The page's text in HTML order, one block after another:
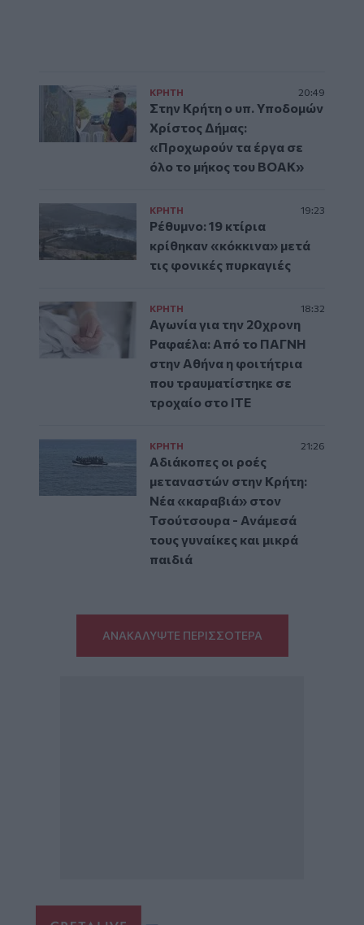
ΚΡΗΤΗ 20:49
Στην Κρήτη ο υπ. Υποδομών
Χρίστος Δήμας:
«Προχωρούν τα έργα σε
όλο το μήκος του ΒΟΑΚ»
ΚΡΗΤΗ 19:23
Ρέθυμνο: 19 κτίρια
κρίθηκαν «κόκκινα» μετά
τις φονικές πυρκαγιές
ΚΡΗΤΗ 18:32
Αγωνία για την 20χρονη
Ραφαέλα: Από το ΠΑΓΝΗ
στην Αθήνα η φοιτήτρια
που τραυματίστηκε σε
τροχαίο στο ΙΤΕ
ΚΡΗΤΗ 21:26
Αδιάκοπες οι ροές
μεταναστών στην Κρήτη:
Νέα «καραβιά» στον
Τσούτσουρα - Ανάμεσά
τους γυναίκες και μικρά
παιδιά
ΑΝΑΚΑΛΥΨΤΕ ΠΕΡΙΣΣΟΤΕΡΑ